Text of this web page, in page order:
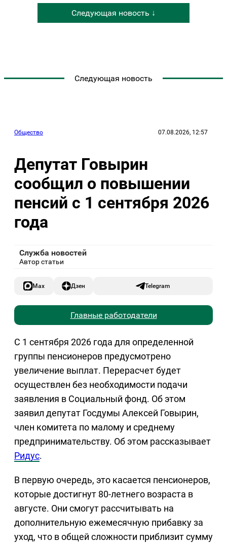
Следующая новость ↓
Следующая новость
Общество 07.08.2026, 12:57
Депутат Говырин
сообщил о повышении
пенсий с 1 сентября 2026
года
Служба новостей
Автор статьи
Max Дзен Telegram
Главные работодатели
С 1 сентября 2026 года для определенной
группы пенсионеров предусмотрено
увеличение выплат. Перерасчет будет
осуществлен без необходимости подачи
заявления в Социальный фонд. Об этом
заявил депутат Госдумы Алексей Говырин,
член комитета по малому и среднему
предпринимательству. Об этом рассказывает
Ридус.
В первую очередь, это касается пенсионеров,
которые достигнут 80-летнего возраста в
августе. Они смогут рассчитывать на
дополнительную ежемесячную прибавку за
уход, что в общей сложности приблизит сумму